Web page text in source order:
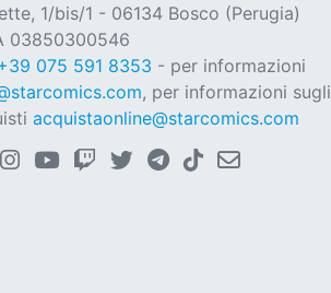
1/bis/1 - 06134 Bosco (Perugia)
03850300546
075 591 8353 - per informazioni
, per informazioni sugli
acquistaonline@starcomics.com